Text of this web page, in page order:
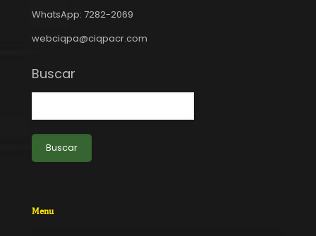
WhatsApp: 7282-2069
webciqpa@ciqpacr.com
Buscar
Buscar
Menu